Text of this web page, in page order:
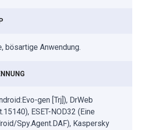
bösartige Anwendung.
gen [Trj]), DrWeb
ESET-NOD32 (Eine
Spy.Agent.DAF), Kaspersky